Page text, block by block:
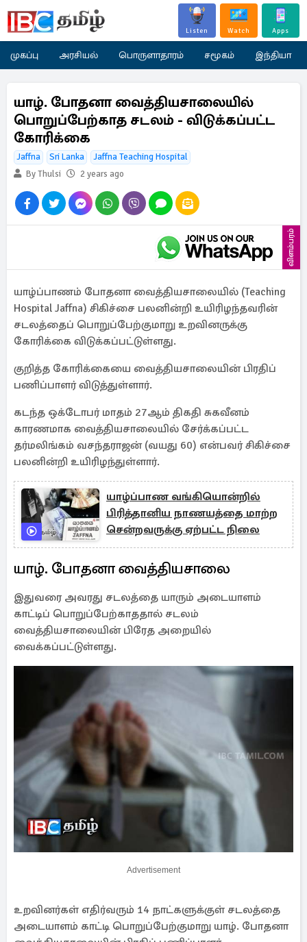
Listen Watch Apps
முகப்பு அரசியல் பொருளாதாரம் சமூகம் இந்தியா
யாழ். போதனா வைத்தியசாலையில்
பொறுப்பேற்காத சடலம் - விடுக்கப்பட்ட
கோரிக்கை
Jaffna Sri Lanka
Jaffna Teaching Hospital
By Thulsi
2 years ago
விளம்பரம்
யாழ்ப்பாணம் போதனா வைத்தியசாலையில் (Teaching
Hospital Jaffna) சிகிச்சை பலனின்றி உயிரிழந்தவரின்
சடலத்தைப் பொறுப்பேற்குமாறு உறவினருக்கு
கோரிக்கை விடுக்கப்பட்டுள்ளது.
குறித்த கோரிக்கையை வைத்தியசாலையின் பிரதிப்
பணிப்பாளர் விடுத்துள்ளார்.
கடந்த ஒக்டோபர் மாதம் 27ஆம் திகதி சுகவீனம்
காரணமாக வைத்தியசாலையில் சேர்க்கப்பட்ட
தர்மலிங்கம் வசந்தராஜன் (வயது 60) என்பவர் சிகிச்சை
பலனின்றி உயிரிழந்துள்ளார்.
யாழ்ப்பாண வங்கியொன்றில்
பிரித்தானிய நாணயத்தை மாற்ற
சென்றவருக்கு ஏற்பட்ட நிலை
யாழ். போதனா வைத்தியசாலை
இதுவரை அவரது சடலத்தை யாரும் அடையாளம்
காட்டிப் பொறுப்பேற்காததால் சடலம்
வைத்தியசாலையின் பிரேத அறையில்
வைக்கப்பட்டுள்ளது.
Advertisement
உறவினர்கள் எதிர்வரும் 14 நாட்களுக்குள் சடலத்தை
அடையாளம் காட்டி பொறுப்பேற்குமாறு யாழ். போதனா